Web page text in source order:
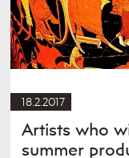
18.2.2017
Artists who
summer